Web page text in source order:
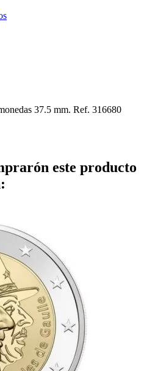
37.5 mm. Ref. 316680
este producto